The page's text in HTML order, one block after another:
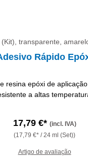
(Kit), transparente,
Rápido
resina epóxi de aplicação
a altas
17,79 €* (incl. IVA)
(17,79 €* / 24 ml (Set))
Artigo de avaliação